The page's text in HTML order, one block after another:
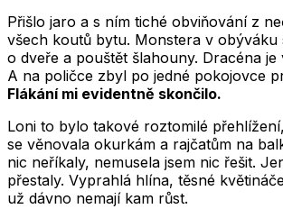
Přišlo jaro a s ním tiché obviňování z
všech koutů bytu. Monstera v obýváku
o dveře a pouštět šlahouny. Dracéna je
A na poličce zbyl po jedné pokojovce
Flákání mi evidentně skončilo.
Loni to bylo takové roztomilé
se věnovala okurkám a rajčatům na
nic neříkaly, nemusela jsem nic řešit.
přestaly. Vyprahlá hlína, těsné
už dávno nemají kam růst.